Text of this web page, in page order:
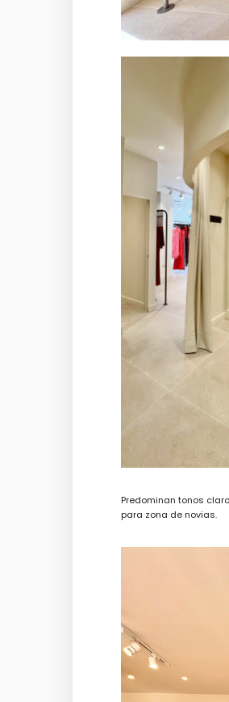
Predominan tonos
para zona de novias.